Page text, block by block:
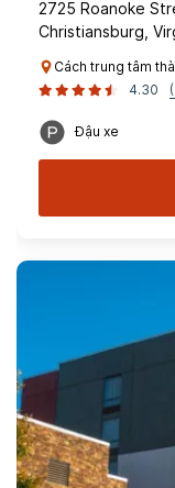
2725 Roanoke
Christiansburg,
Cách trung tâm
4.30
Đậu xe